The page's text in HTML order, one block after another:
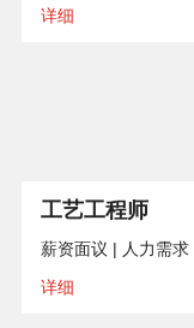
详细
工艺工程师
薪资面议 | 人力
详细